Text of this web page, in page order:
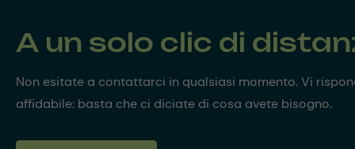
A un solo clic di
Non esitate a contattarci in qualsiasi momento. Vi
affidabile: basta che ci diciate di cosa avete bisogno.